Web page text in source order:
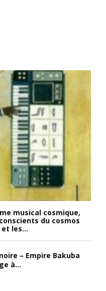
musical cosmique,
du cosmos
les...
– Empire Bakuba
à...